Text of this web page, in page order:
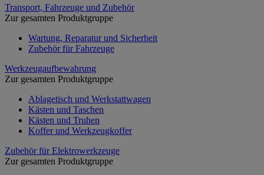
Transport, Fahrzeuge und Zubehör
Zur gesamten Produktgruppe
Wartung, Reparatur und Sicherheit
Zubehör für Fahrzeuge
Werkzeugaufbewahrung
Zur gesamten Produktgruppe
Ablagetisch und Werkstattwagen
Kästen und Taschen
Kästen und Truhen
Koffer und Werkzeugkoffer
Zubehör für Elektrowerkzeuge
Zur gesamten Produktgruppe